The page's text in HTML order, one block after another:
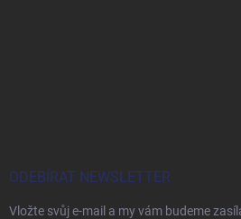
ODEBÍRAT NEWSLETTER
Vložte svůj e-mail a my vám budeme